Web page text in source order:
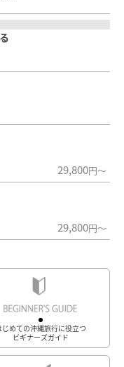
29,800円～
29,800円～
じめての沖縄旅行に役立つ
ビギナーズガイド